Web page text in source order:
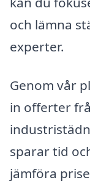
och lämna
experter.
Genom vår
in offerter
sparar tid
jämföra